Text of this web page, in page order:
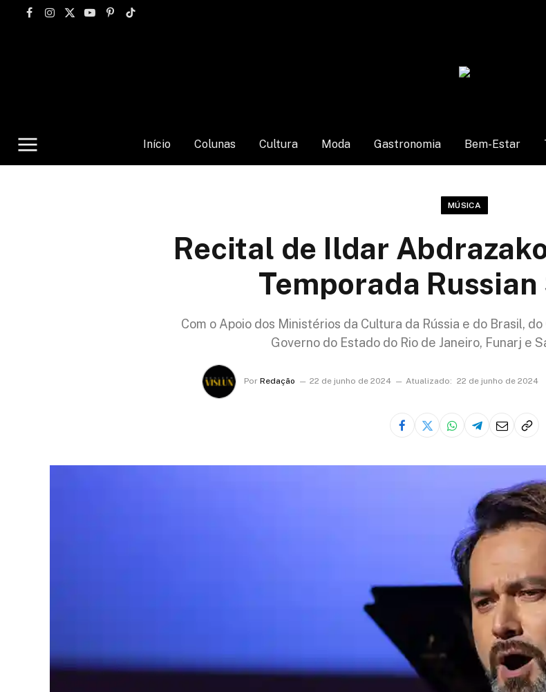
Facebook
Instagram
X
YouTubePinterest
TikTok
Início Colunas Cultura Moda Gastronomia Bem-Estar
MÚSICA
Recital de Ildar
Temporada Russian
Com o Apoio dos Ministérios da Cultura da Rússia e do Brasil,
Governo do Estado do Rio de Janeiro, Funarj e
Por Redação 22 de junho de 2024 Atualizado: 22 de junho de 2024